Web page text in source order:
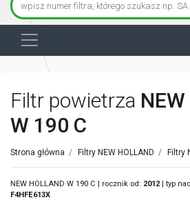
Filtr powietrza
W 190 C
Strona główna / Filtry NEW HOLLAND / Filtry
NEW HOLLAND W 190 C | rocznik od: 2012 | typ
F4HFE613X